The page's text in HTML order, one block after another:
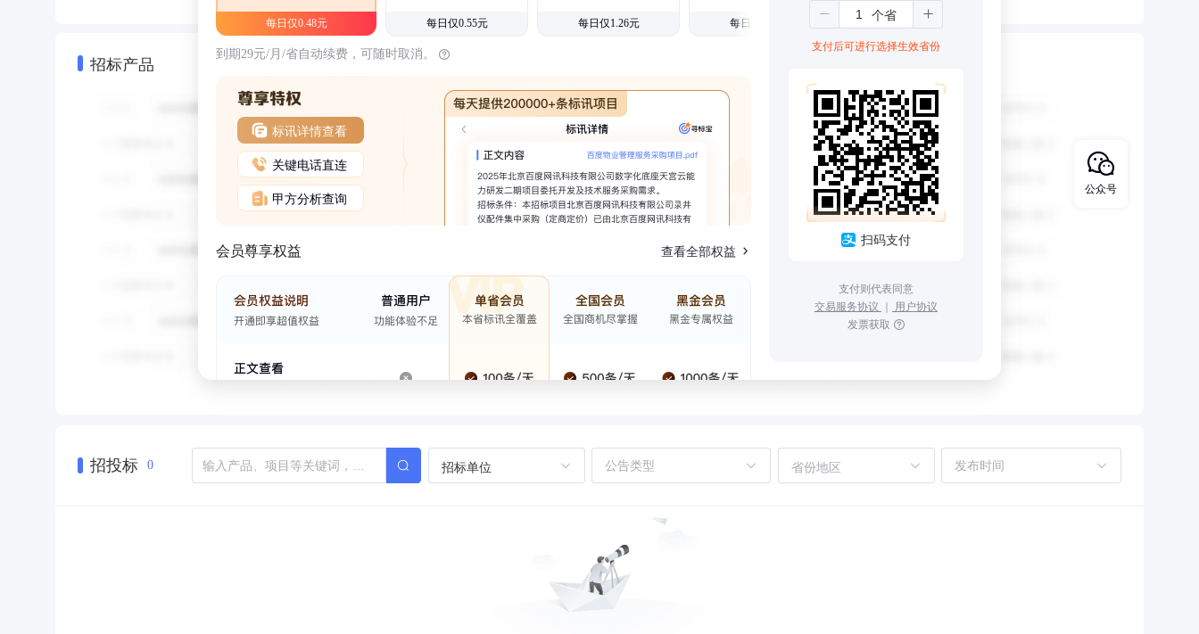
招标产品
每日仅0.48元 每日仅0.55元 每日仅1.26元 每日仅1.08元
到期29元/月/省自动续费，可随时取消。
标讯详情查看
关键电话直连
甲方分析查询
会员尊享权益 查看全部权益
支付后可进行选择生效省份
扫码支付
支付则代表同意
交易服务协议 ｜ 用户协议
发票获取
招投标 0 招标单位 省份地区
公众号